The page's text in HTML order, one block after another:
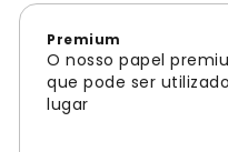
Premium
O nosso papel
que pode ser
lugar